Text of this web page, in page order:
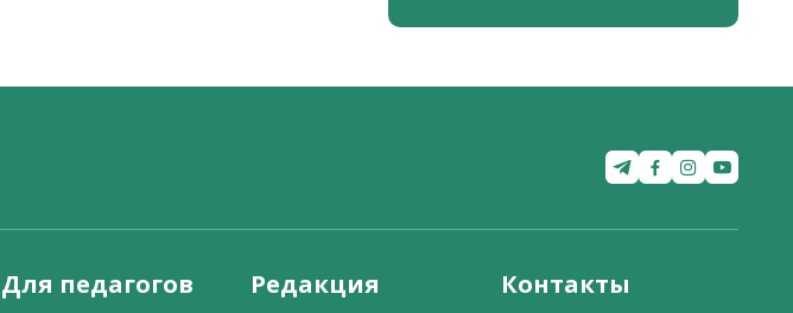
Для педагогов Редакция Контакты